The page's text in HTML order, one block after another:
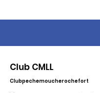
Club CMLL
Clubpechemoucherochefort